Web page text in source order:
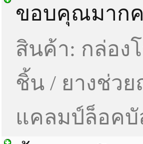
ขอบคุณมาก
สินค้า: กล่อง
ชิ้น / ยางช่ว
แคลมป์ล็อคบั